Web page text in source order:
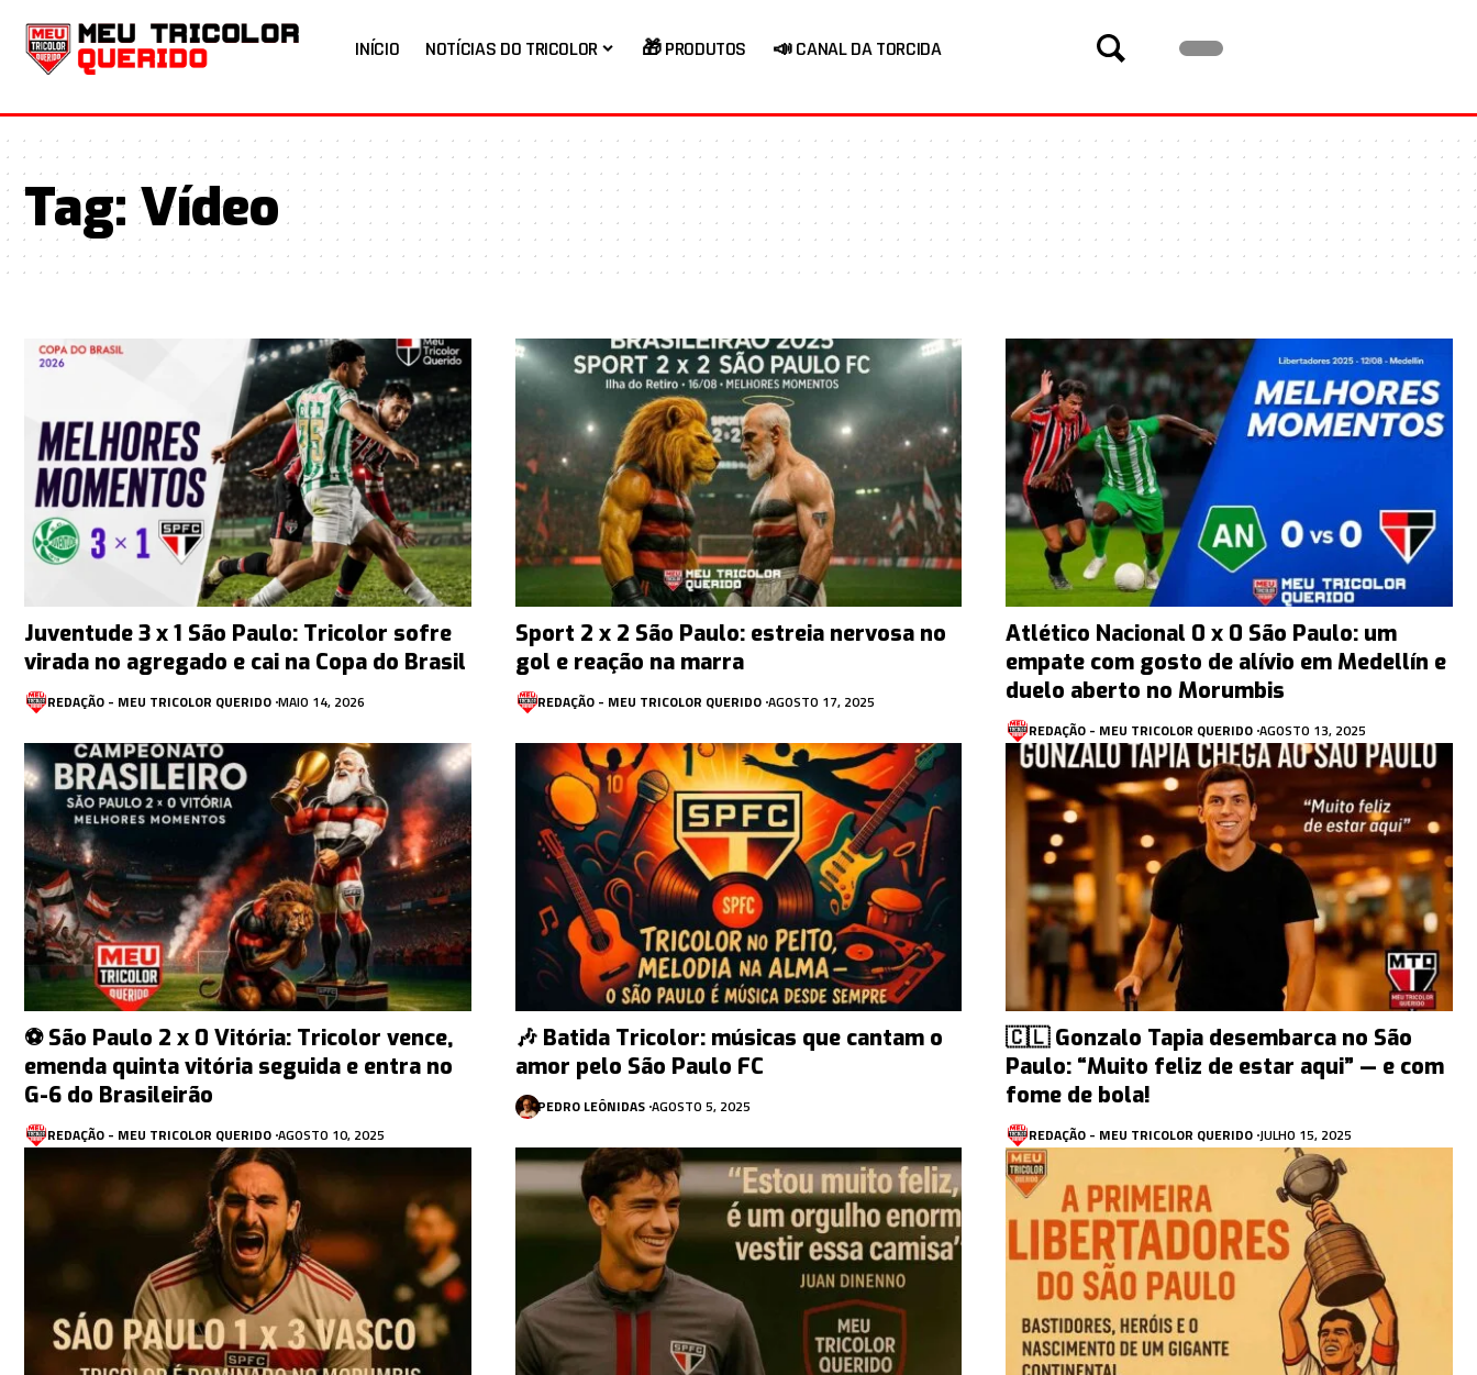
INÍCIO NOTÍCIAS DO TRICOLOR 🎁 PRODUTOS 📣 CANAL DA TORCIDA
Tag:Vídeo
Juventude 3 x 1 São Paulo: Tricolor sofre
virada no agregado e cai na Copa do Brasil
REDAÇÃO - MEU TRICOLOR QUERIDO MAIO 14, 2026
Sport 2 x 2 São Paulo: estreia nervosa no
gol e reação na marra
REDAÇÃO - MEU TRICOLOR QUERIDO AGOSTO 17, 2025
Atlético Nacional 0 x 0 São Paulo: um
empate com gosto de alívio em Medellín e
duelo aberto no Morumbis
REDAÇÃO - MEU TRICOLOR QUERIDO AGOSTO 13, 2025
⚽ São Paulo 2 x 0 Vitória: Tricolor vence,
emenda quinta vitória seguida e entra no
G-6 do Brasileirão
REDAÇÃO - MEU TRICOLOR QUERIDO AGOSTO 10, 2025
🎶 Batida Tricolor: músicas que cantam o
amor pelo São Paulo FC
PEDRO LEÔNIDAS AGOSTO 5, 2025
🇨🇱 Gonzalo Tapia desembarca no São
Paulo: “Muito feliz de estar aqui” — e com
fome de bola!
REDAÇÃO - MEU TRICOLOR QUERIDO JULHO 15, 2025